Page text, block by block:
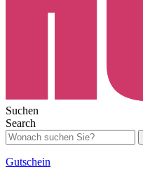
Suchen
Search
Gutschein